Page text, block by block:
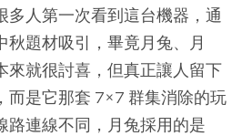
多人第一次看到這台機器，通
秋題材吸引，畢竟月兔、月
來就很討喜，但真正讓人留下
而是它那套 7×7 群集消除的玩
路連線不同，月兔採用的是